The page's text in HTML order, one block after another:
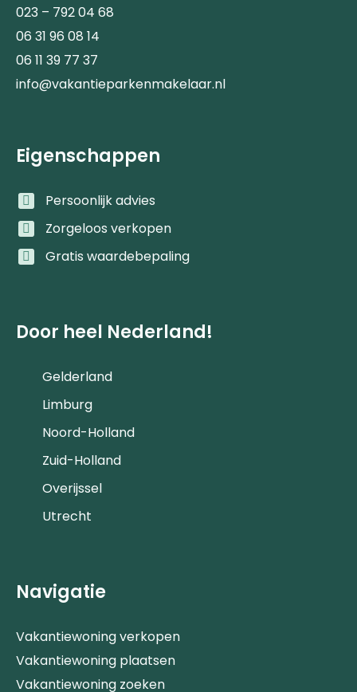
023 – 792 04 68
06 31 96 08 14
06 11 39 77 37
info@vakantieparkenmakelaar.nl
Eigenschappen
Persoonlijk advies
Zorgeloos verkopen
Gratis waardebepaling
Door heel Nederland!
Gelderland
Limburg
Noord-Holland
Zuid-Holland
Overijssel
Utrecht
Navigatie
Vakantiewoning verkopen
Vakantiewoning plaatsen
Vakantiewoning zoeken